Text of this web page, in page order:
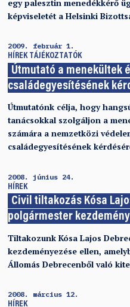
egy palesztin menedékkérő
képviseletét a Helsinki
2009. február 1.
HÍREK TÁJÉKOZTATÓK
Útmutató a menekültek
családegyesítésének
Útmutatónk célja, hogy
tanácsokkal szolgáljon a
számára a nemzetközi
családegyesítésének
2008. június 24.
HÍREK
Civil tiltakozás Kósa
polgármester
Tiltakozunk Kósa Lajos
kezdeményezése ellen,
Állomás Debrecenből való
2008. március 12.
HÍREK